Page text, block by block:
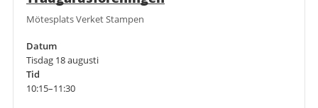
Mötesplats Verket Stampen
Datum
Tisdag 18 augusti
Tid
10:15–11:30